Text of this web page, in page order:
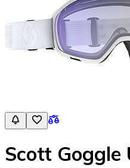
Scott Goggle